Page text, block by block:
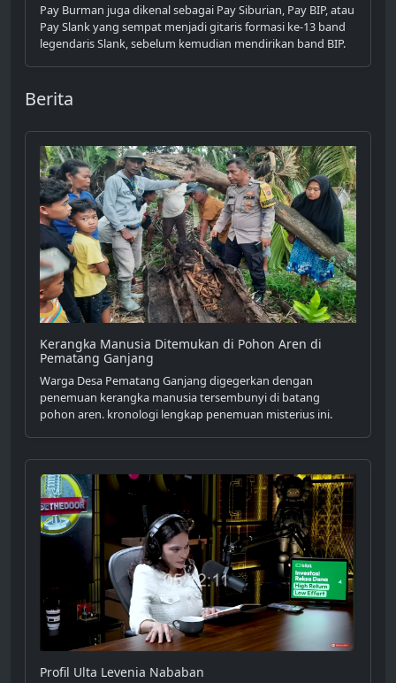
Pay Burman juga dikenal sebagai Pay Siburian, Pay BIP, atau
Pay Slank yang sempat menjadi gitaris formasi ke-13 band
legendaris Slank, sebelum kemudian mendirikan band BIP.
Berita
Kerangka Manusia Ditemukan di Pohon Aren di
Pematang Ganjang
Warga Desa Pematang Ganjang digegerkan dengan
penemuan kerangka manusia tersembunyi di batang
pohon aren. kronologi lengkap penemuan misterius ini.
Profil Ulta Levenia Nababan